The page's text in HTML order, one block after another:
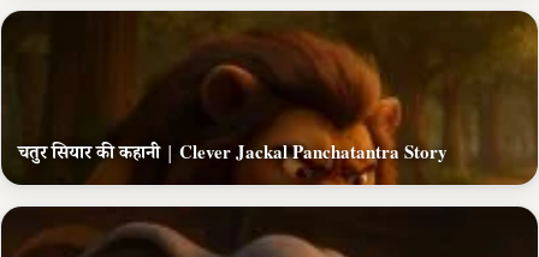
चतुर सियार की कहानी | Clever Jackal Panchatantra Story